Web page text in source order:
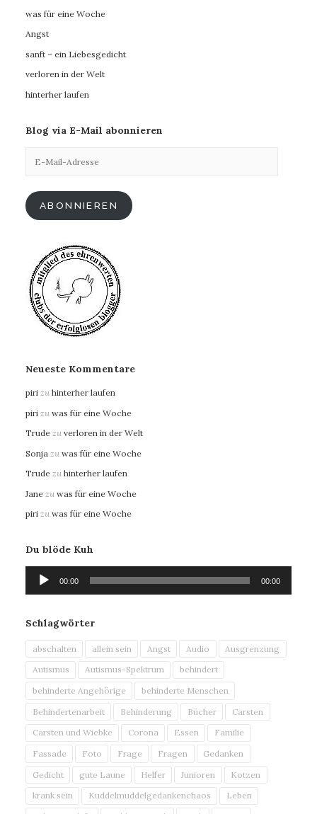
was für eine Woche
Angst
sanft – ein Liebesgedicht
verloren in der Welt
hinterher laufen
Blog via E-Mail abonnieren
Mail-
ABONNIEREN
Neueste Kommentare
piri zu hinterher laufen
piri zu was für eine Woche
Trude zu verloren in der Welt
Sonja zu was für eine Woche
Trude zu hinterher laufen
Jane zu was für eine Woche
piri zu was für eine Woche
Du blöde Kuh
Audio-
Player
00:00 00:00
Schlagwörter
abschalten allein sein Angst Audio
Ausgrenzung
Autismus
Autismus-Spektrum
behindert
behinderte Angehörige
behinderte Menschen
Behindertenarbeit
Behinderung Bücher
Carsten
Carsten und Wiebke
Corona Essen
Familie
Fassade
Foto Frage Fragen
Gedanken
Gedicht
gute Laune Helfer Junioren
Kotzen
krank sein
Kuddelmuddelgedankenchaos
Leben